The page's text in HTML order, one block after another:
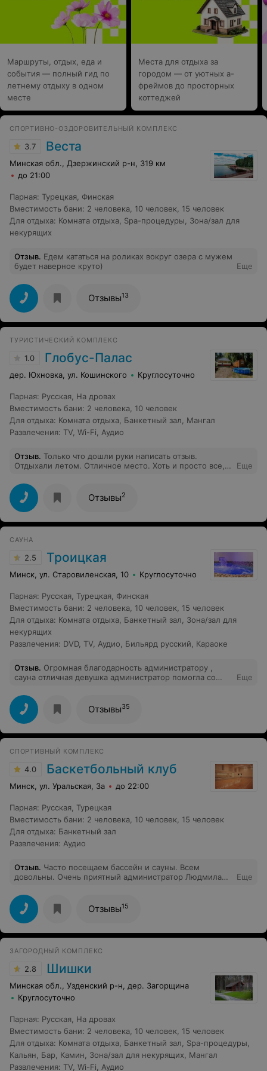
Маршруты, отдых, еда и
события — полный гид по
летнему отдыху в одном
месте
Места для отдыха за
городом — от уютных а-
фреймов до просторных
коттеджей
СПОРТИВНО-ОЗДОРОВИТЕЛЬНЫЙ КОМПЛЕКС
3.7 Веста
Минская обл., Дзержинский р-н, 319 км
до 21:00
Парная: Турецкая Финская
Вместимость бани: 2 человека 10 человек 15 человек
Для отдыха: Комната отдыха Spa-процедуры
Зона/зал для
некурящих
Отзыв. Едем кататься на роликах вокруг озера с мужем
будет наверное круто)
Еще
Отзывы13
ТУРИСТИЧЕСКИЙ КОМПЛЕКС
1.0 Глобус-Палас
дер. Юхновка, ул. Кошинского Круглосуточно
Парная: Русская На дровах
Вместимость бани: 2 человека 10 человек
Для отдыха: Комната отдыха Банкетный зал
Мангал
Развлечения: TV Wi-Fi Аудио
Отзыв. Только что дошли руки написать отзыв.
Отдыхали летом. Отличное место. Хоть и просто все,
Недалеко от Минска, а цена очень даже хорошая.
Еще
Отзывы2
САУНА
2.5 Троицкая
Минск, ул. Старовиленская, 10 Круглосуточно
Парная: Русская Турецкая Финская
Вместимость бани: 2 человека 10 человек 15 человек
Для отдыха: Комната отдыха Банкетный зал
Зона/зал для
некурящих
Развлечения: DVD, TV Аудио Бильярд русский Караоке
Отзыв. Огромная благодарность администратору ,
сауна отличная девушка администратор помогла со
супер
Еще
Отзывы35
СПОРТИВНЫЙ КОМПЛЕКС
4.0 Баскетбольный клуб
Минск, ул. Уральская, 3а до 22:00
Парная: Русская Турецкая
Вместимость бани: 2 человека 10 человек 15 человек
Для отдыха: Банкетный зал
Развлечения: Аудио
Отзыв. Часто посещаем бассейн и сауны. Всем
довольны. Очень приятный администратор Людмила
обратись всё решит! Отлично справляется со своими
обязанностями, всегда на позитиве! Всем рекомендуем
посетить клуб!)
Еще
Отзывы15
ЗАГОРОДНЫЙ КОМПЛЕКС
2.8 Шишки
Минская обл., Узденский р-н, дер. Загорщина
Круглосуточно
Парная: Русская На дровах
Вместимость бани: 2 человека 10 человек 15 человек
Для отдыха: Комната отдыха Банкетный зал Spa-процедуры
Кальян
Бар Камин Зона/зал для некурящих
Мангал
Развлечения: TV Wi-Fi Аудио